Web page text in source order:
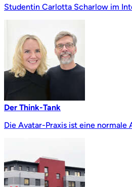
Studentin Carlotta Scharlow im
Der Think-Tank
Die Avatar-Praxis ist eine normale